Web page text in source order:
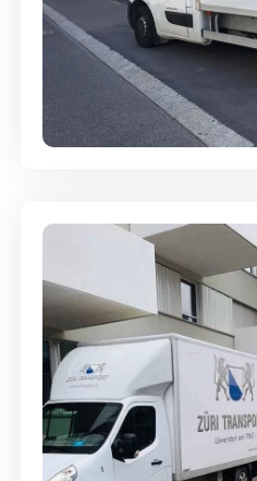
Full-Service - Für